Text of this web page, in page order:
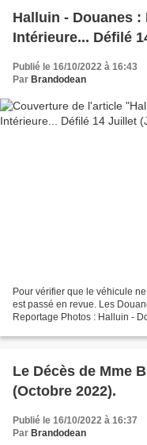
Halluin - Douanes
Intérieure... Défilé
Publié le 16/10/2022 à 16:43
Par Brandodean
Pour vérifier que le véhicule
est passé en revue. Les
Reportage Photos : Halluin -
Le Décès de Mme
(Octobre 2022).
Publié le 16/10/2022 à 16:37
Par Brandodean